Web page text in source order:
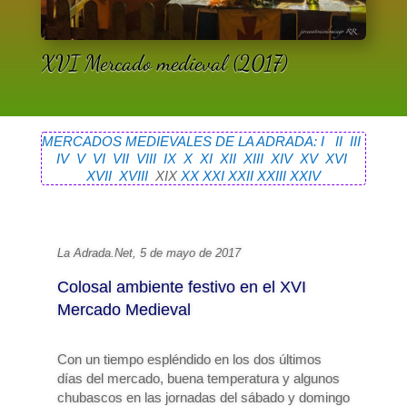
XVI Mercado medieval (2017)
MERCADOS MEDIEVALES DE LA ADRADA: I II III
IV V VI VII VIII IX X XI XII XIII XIV XV XVI
XVII XVIIIXIX XX XXI XXII XXIII XXIV
La Adrada.Net, 5 de mayo de 2017
Colosal ambiente festivo en el XVI
Mercado Medieval
Con un tiempo espléndido en los dos últimos
días del mercado, buena temperatura y algunos
chubascos en las jornadas del sábado y domingo